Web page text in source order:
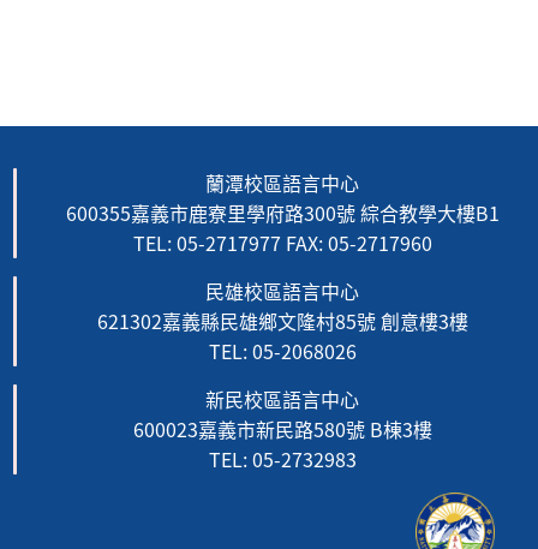
蘭潭校區語言中心
600355嘉義市鹿寮里學府路300號 綜合教學大樓B1
TEL: 05-2717977 FAX: 05-2717960
民雄校區語言中心
621302嘉義縣民雄鄉文隆村85號 創意樓3樓
TEL: 05-2068026
新民校區語言中心
600023嘉義市新民路580號 B棟3樓
TEL: 05-2732983